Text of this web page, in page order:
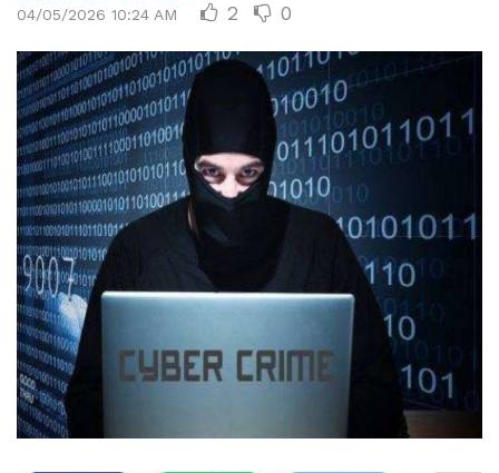
04/05/2026 10:24 AM 2 0